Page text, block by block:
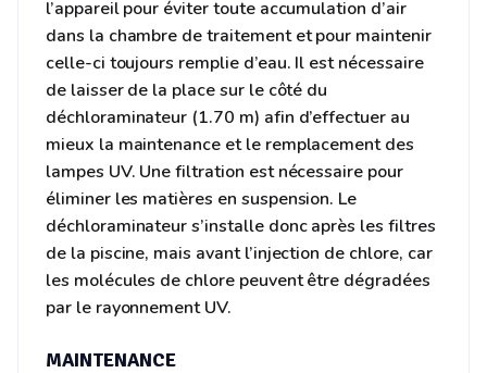
l’appareil pour éviter toute accumulation d’air
dans la chambre de traitement et pour maintenir
celle-ci toujours remplie d’eau. Il est nécessaire
de laisser de la place sur le côté du
déchloraminateur (1.70 m) afin d’effectuer au
mieux la maintenance et le remplacement des
lampes UV. Une filtration est nécessaire pour
éliminer les matières en suspension. Le
déchloraminateur s’installe donc après les filtres
de la piscine, mais avant l’injection de chlore, car
les molécules de chlore peuvent être dégradées
par le rayonnement UV.
MAINTENANCE